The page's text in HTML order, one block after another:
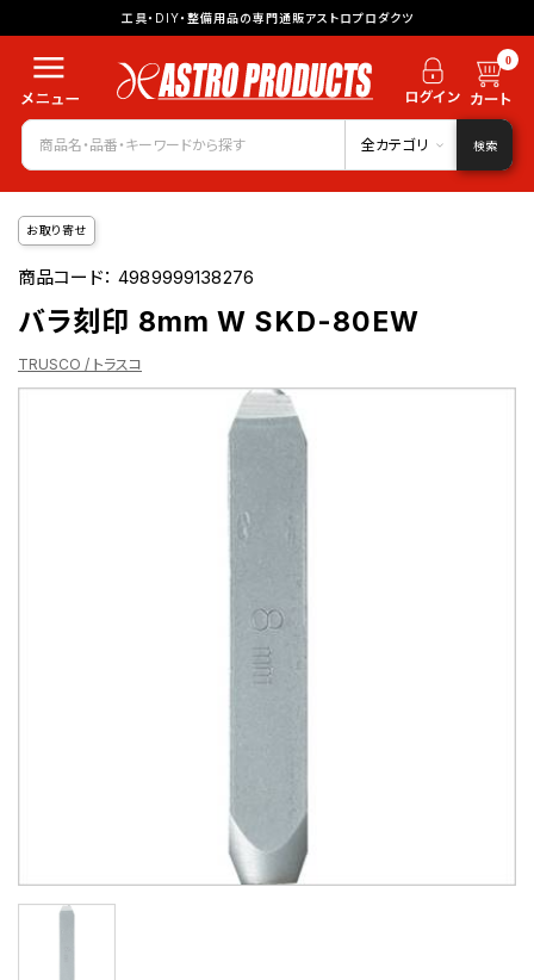
工具・DIY・整備用品の専門通販アストロプロダクツ
0
全カテゴリ 検索
お取り寄せ
商品コード：4989999138276
バラ刻印 8mm W SKD-80EW
TRUSCO / トラスコ